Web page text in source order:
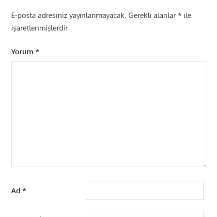
E-posta adresiniz yayınlanmayacak. Gerekli alanlar*ile
işaretlenmişlerdir
Yorum *
Ad *